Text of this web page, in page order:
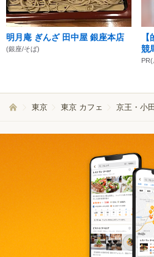
明月庵 ぎんざ 田中屋 銀座本店
(銀座/そば)
競
東京 東京 カフェ 京王・小